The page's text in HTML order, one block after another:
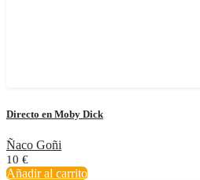
Directo en Moby Dick
Ñaco Goñi
10 €
Añadir al carrito